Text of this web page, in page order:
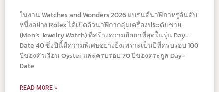
ในงาน Watches and Wonders 2026 แบรนด์นาฬิกาหรูอันดับ
หนึ่งอย่าง Rolex ได้เปิดตัวนาฬิกากลุ่มเครื่องประดับชาย
(Men’s Jewelry Watch) ที่สร้างความฮือฮาที่สุดในรุ่น Day-
Date 40 ซึ่งปีนี้มีความพิเศษอย่างยิ่งเพราะเป็นปีที่ครบรอบ 100
ปีของตัวเรือน Oyster และครบรอบ 70 ปีของตระกูล Day-
Date
READ MORE »